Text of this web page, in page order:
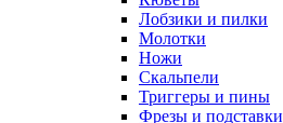
Лобзики и пилки
Молотки
Ножи
Скальпели
Триггеры и пины
Фрезы и подставки